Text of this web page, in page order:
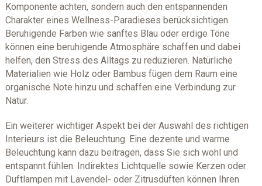
Komponente achten, sondern auch den entspannenden
Charakter eines Wellness-Paradieses berücksichtigen.
Beruhigende Farben wie sanftes Blau oder erdige Töne
können eine beruhigende Atmosphäre schaffen und dabei
helfen, den Stress des Alltags zu reduzieren. Natürliche
Materialien wie Holz oder Bambus fügen dem Raum eine
organische Note hinzu und schaffen eine Verbindung zur
Natur.
Ein weiterer wichtiger Aspekt bei der Auswahl des richtigen
Interieurs ist die Beleuchtung. Eine dezente und warme
Beleuchtung kann dazu beitragen, dass Sie sich wohl und
entspannt fühlen. Indirektes Lichtquelle sowie Kerzen oder
Duftlampen mit Lavendel- oder Zitrusdüften können Ihren